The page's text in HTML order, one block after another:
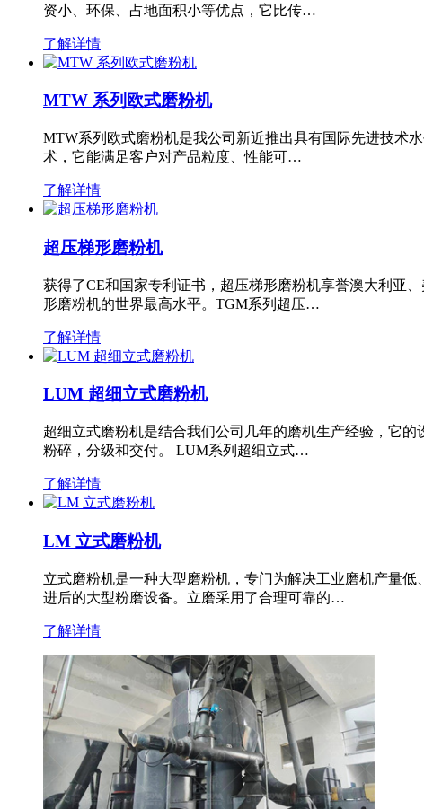
资小、环保、占地面积小等优点，它比传…
了解详情
MTW 系列欧式磨粉机
MTW系列欧式磨粉机是我公司新近推出具有国际先进技术
术，它能满足客户对产品粒度、性能可…
了解详情
超压梯形磨粉机
获得了CE和国家专利证书，超压梯形磨粉机享誉澳大利亚
形磨粉机的世界最高水平。TGM系列超压…
了解详情
LUM 超细立式磨粉机
超细立式磨粉机是结合我们公司几年的磨机生产经验，它
粉碎，分级和交付。 LUM系列超细立式…
了解详情
LM 立式磨粉机
立式磨粉机是一种大型磨粉机，专门为解决工业磨机产量
进后的大型粉磨设备。立磨采用了合理可靠的…
了解详情